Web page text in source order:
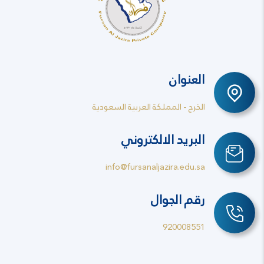
العنوان
الخرج - المملكة العربية السعودية
البريد الالكتروني
info@fursanaljazira.edu.sa
رقم الجوال
920008551